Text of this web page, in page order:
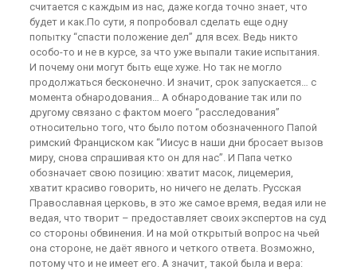
считается с каждым из нас, даже когда точно знает, что
будет и как.По сути, я попробовал сделать еще одну
попытку “спасти положение дел” для всех. Ведь никто
особо-то и не в курсе, за что уже выпали такие испытания.
И почему они могут быть еще хуже. Но так не могло
продолжаться бесконечно. И значит, срок запускается… с
момента обнародования… А обнародование так или по
другому связано с фактом моего “расследования”
относительно того, что было потом обозначенного Папой
римский Франциском как “Иисус в наши дни бросает вызов
миру, снова спрашивая кто он для нас”. И Папа четко
обозначает свою позицию: хватит масок, лицемерия,
хватит красиво говорить, но ничего не делать. Русская
Православная церковь, в это же самое время, ведая или не
ведая, что творит – предоставляет своих экспертов на суд
со стороны обвинения. И на мой открытый вопрос на чьей
она стороне, не даёт явного и четкого ответа. Возможно,
потому что и не имеет его. А значит, такой была и вера: